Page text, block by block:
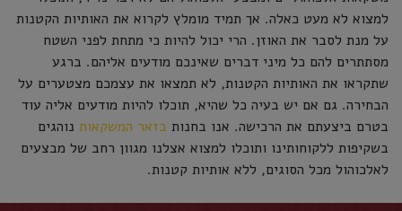
למצוא לא מעט כאלה. אך תמיד מומלץ לקרוא את האותיות הקטנות
על מנת לסבר את האוזן. הרי יכול להיות כי מתחת לפני השטח
מסתתרים להם כל מיני דברים שאינכם מודעים אליהם. ברגע
שתקראו את האותיות הקטנות, לא תמצאו את עצמכם מצטערים על
הבחירה. גם אם יש בעיה כל שהיא, תוכלו להיות מודעים אליה עוד
בטרם ביצעתם את הרכישה. אנו בחנות בזאר המשקאות נוהגים
בשקיפות ללקוחותינו ותוכלו למצוא אצלנו מגוון רחב של מבצעים
לאלכוהול מכל הסוגים, ללא אותיות קטנות.